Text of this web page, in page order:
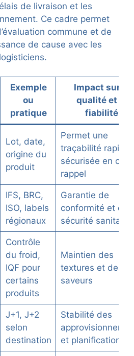
de livraison et les
Ce cadre permet
commune et de
de cause avec les
Exemple
ou
pratique
Impact sur la
qualité et la
fiabilité
Lot, date,
origine du
produit
Permet une
traçabilité rapide
sécurisée en cas
rappel
IFS, BRC,
ISO, labels
régionaux
Garantie de
conformité et de
sécurité sanitaire
Contrôle
du froid,
IQF pour
certains
produits
Maintien des
textures et des
saveurs
J+1, J+2
selon
destination
Stabilité des
et planification